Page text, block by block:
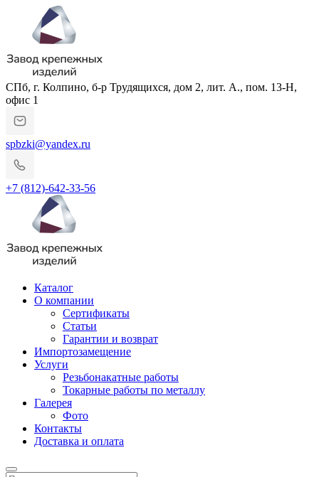
СПб, г. Колпино, б-р Трудящихся, дом 2, лит. А., пом. 13-Н,
офис 1
spbzki@yandex.ru
+7 (812)-642-33-56
Каталог
О компании
Сертификаты
Статьи
Гарантии и возврат
Импортозамещение
Услуги
Резьбонакатные работы
Токарные работы по металлу
Галерея
Фото
Контакты
Доставка и оплата